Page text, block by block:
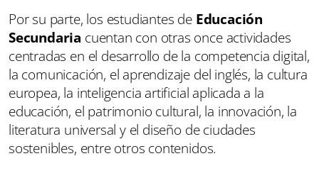
Por su parte, los estudiantes de Educación
Secundaria cuentan con otras once actividades
centradas en el desarrollo de la competencia digital,
la comunicación, el aprendizaje del inglés, la cultura
europea, la inteligencia artificial aplicada a la
educación, el patrimonio cultural, la innovación, la
literatura universal y el diseño de ciudades
sostenibles, entre otros contenidos.